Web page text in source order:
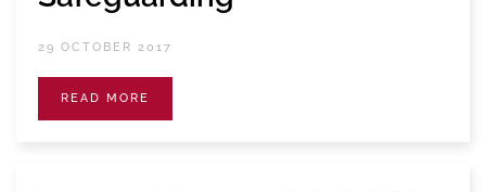
29 OCTOBER 2017
READ MORE